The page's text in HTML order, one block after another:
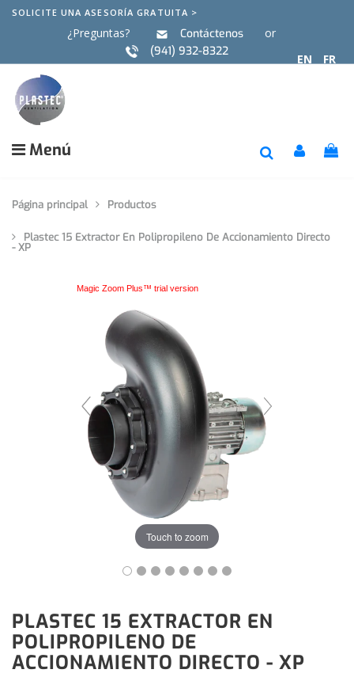
EN FR
SOLICITE UNA ASESORÍA GRATUITA >
¿Preguntas? Contáctenos
or
(941) 932-8322
Menú
Página principal Productos
Plastec 15 Extractor En Polipropileno De Accionamiento Directo
- XP
Magic Zoom Plus™ trial version
Touch to zoom
PLASTEC 15 EXTRACTOR EN
POLIPROPILENO DE
ACCIONAMIENTO DIRECTO - XP